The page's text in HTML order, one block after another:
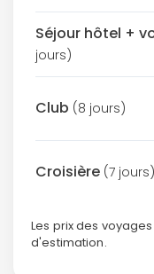
Séjour hôtel +
jours)
Club (8 jours)
Croisière (7 jours)
Les prix des
d'estimation.